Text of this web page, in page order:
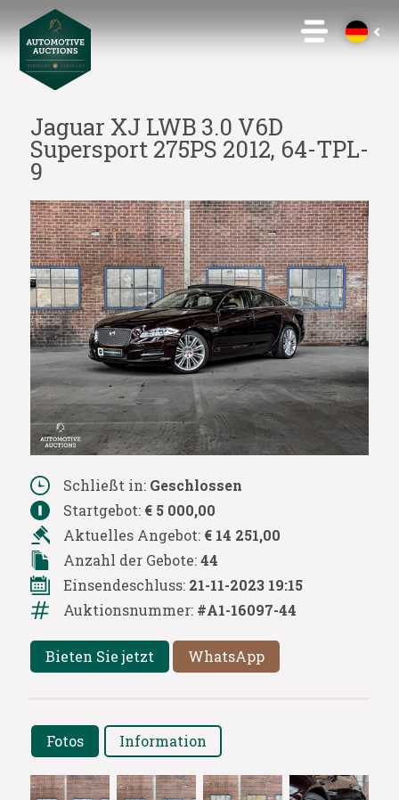
Jaguar XJ LWB 3.0 V6D
Supersport 275PS 2012, 64-TPL-
9
Schließt in: Geschlossen
Startgebot: € 5 000,00
Aktuelles Angebot: € 14 251,00
Anzahl der Gebote:44
Einsendeschluss: 21-11-2023 19:15
Auktionsnummer: #A1-16097-44
Bieten Sie jetzt WhatsApp
Fotos Information